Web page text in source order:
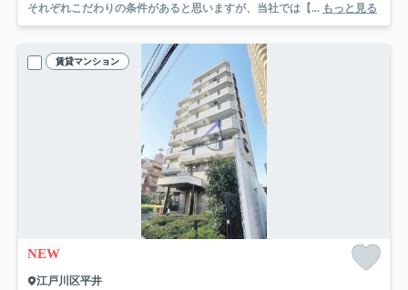
それぞれこだわりの条件があると思いますが、当社では【... もっと見る
賃貸マンション
NEW
江戸川区平井